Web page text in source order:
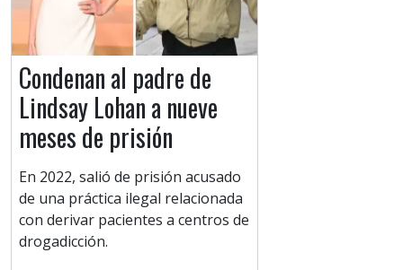
Condenan al padre de
Lindsay Lohan a nueve
meses de prisión
En 2022, salió de prisión acusado
de una práctica ilegal relacionada
con derivar pacientes a centros de
drogadicción.